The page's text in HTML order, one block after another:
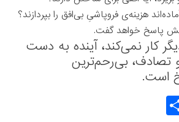
هزینه‌ی فروپاشیِ بی‌افق را بپردازند؟
پاسخ خواهد گفت.
کار نمی‌کند،آینده به دست
تصادف، بی‌رحم‌ترین
است.